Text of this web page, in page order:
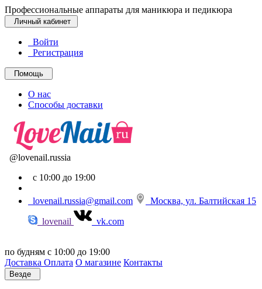
Профессиональные аппараты для маникюра и педикюра
Личный кабинет
Войти
Регистрация
Помощь
О нас
Способы доставки
@lovenail.russia
с 10:00 до 19:00
lovenail.russia@gmail.com Москва, ул. Балтийская 15
lovenail vk.com
по будням с 10:00 до 19:00
Доставка Оплата О магазине Контакты
Везде